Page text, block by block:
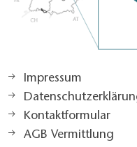
Impressum
Kontaktformular
AGB Vermittlung